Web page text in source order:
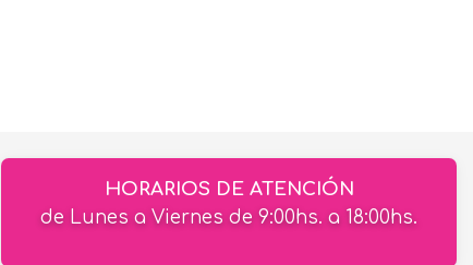
HORARIOS DE ATENCIÓN
de Lunes a Viernes de 9:00hs. a 18:00hs.